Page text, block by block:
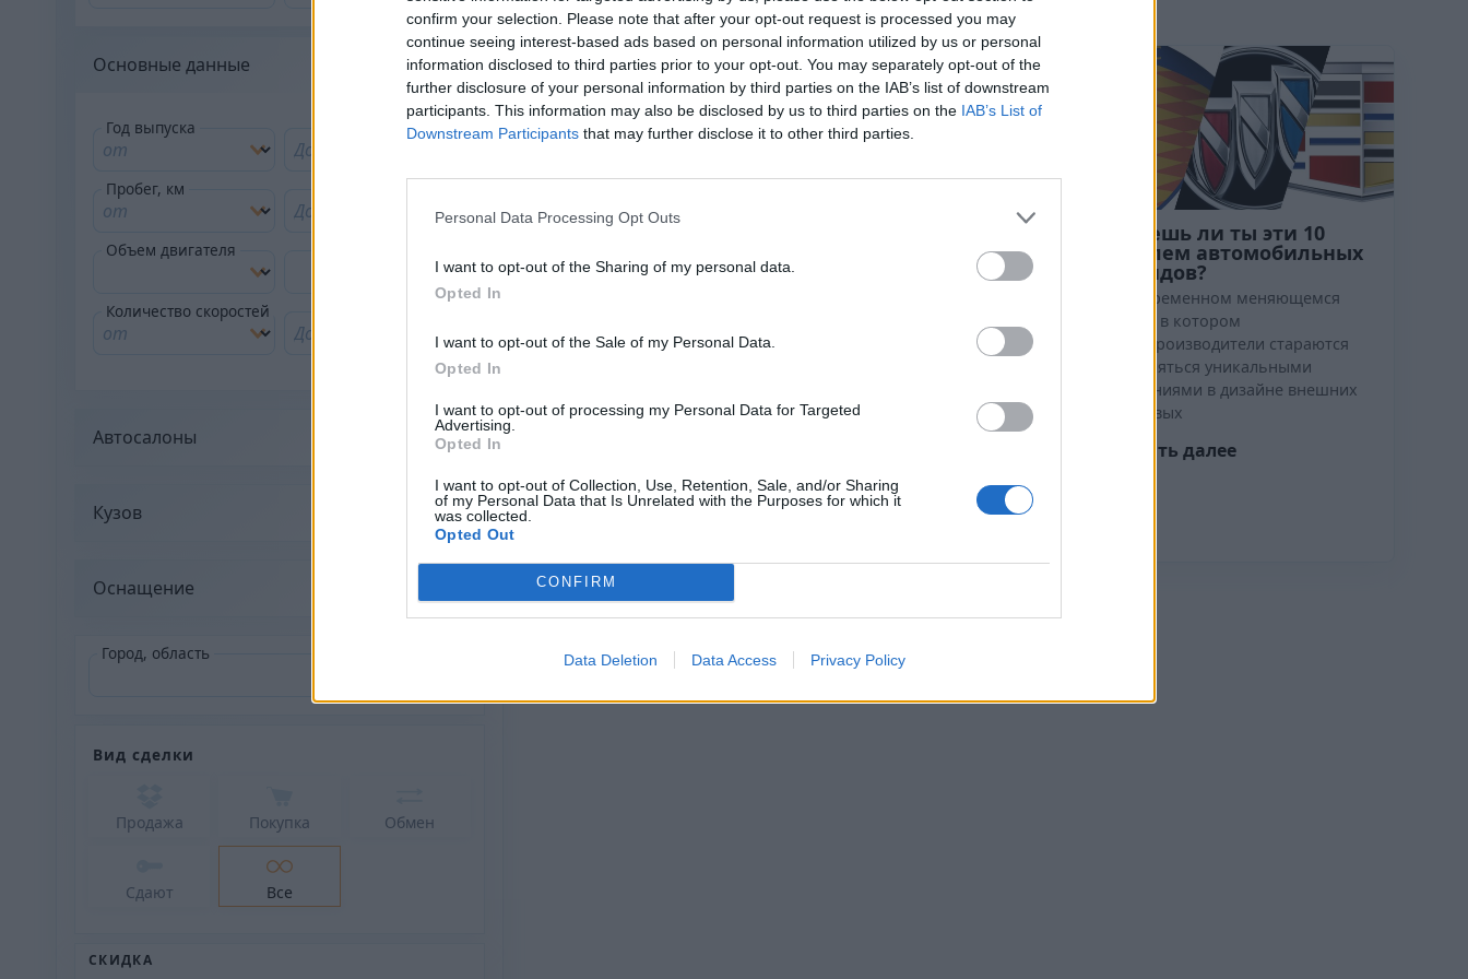
confirm your selection. Please note that after your opt-out request is processed you may
continue seeing interest-based ads based on personal information utilized by us or personal
information disclosed to third parties prior to your opt-out. You may separately opt-out of the
further disclosure of your personal information by third parties on the IAB’s list of downstream
participants. This information may also be disclosed by us to third parties on the IAB’s List of
Downstream Participants that may further disclose it to other third parties.
Personal Data Processing Opt Outs
I want to opt-out of the Sharing of my personal data.
Opted In
I want to opt-out of the Sale of my Personal Data.
Opted In
I want to opt-out of processing my Personal Data for Targeted
Advertising.
Opted In
I want to opt-out of Collection, Use, Retention, Sale, and/or Sharing
of my Personal Data that Is Unrelated with the Purposes for which it
was collected.
Opted Out
CONFIRM
Data Deletion Data Access Privacy Policy
Основные данные
Год выпуска
Пробег, км
Объем двигателя
Количество скоростей
Автосалоны
Кузов
Оснащение
Город, область
Вид сделки
Продажа Покупка Обмен
Сдают Все
СКИДКА
Новости
"Сначала чинить не
разбитый автомобиль
В минувшие выходные латвийский
Ренара Франциса попал в тяжелую
планировала чинить автомобиль
Ford Puma Rally1.
Новый Peugeot путает
скоростные знаки, но
продавец проблемы не
Геннадий в начале весны купил
десятков тысяч евро, однако
совсем скоро обнаружил дефект.
Знаешь ли ты эти 10
эмблем автомобильных
брендов?
В современном меняющемся
мире, в котором
автопроизводители стараются
выделяться уникальными
решениями в дизайне внешних
световых
Читать далее